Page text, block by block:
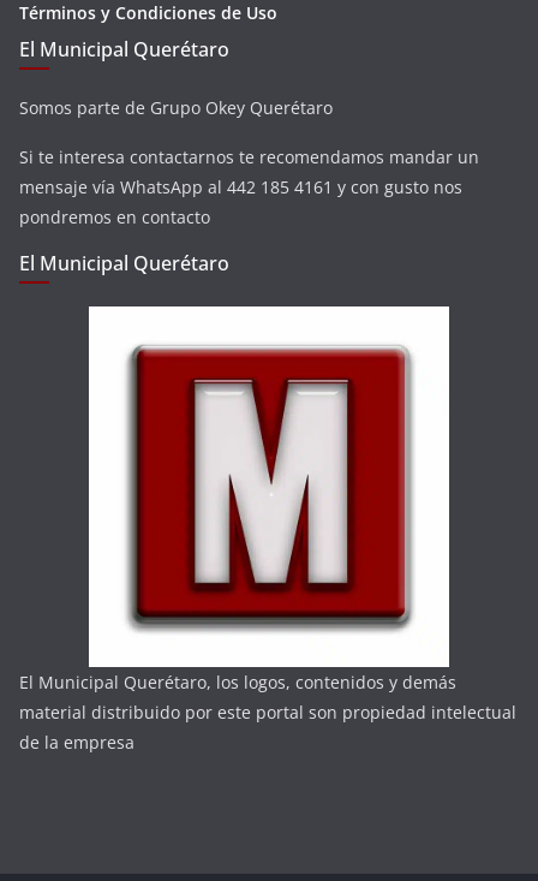
Términos y Condiciones de Uso
El Municipal Querétaro
Somos parte de Grupo Okey Querétaro
Si te interesa contactarnos te recomendamos mandar un
mensaje vía WhatsApp al 442 185 4161 y con gusto nos
pondremos en contacto
El Municipal Querétaro
El Municipal Querétaro, los logos, contenidos y demás
material distribuido por este portal son propiedad intelectual
de la empresa